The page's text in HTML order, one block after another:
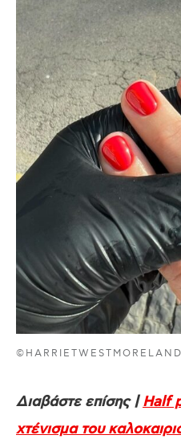
Διαβάστε επίσης |Half
χτένισμα του